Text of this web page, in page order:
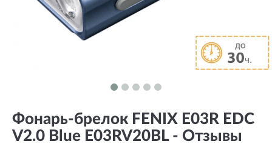
Фонарь-брелок FENIX E03R EDC
V2.0 Blue E03RV20BL - Отзывы